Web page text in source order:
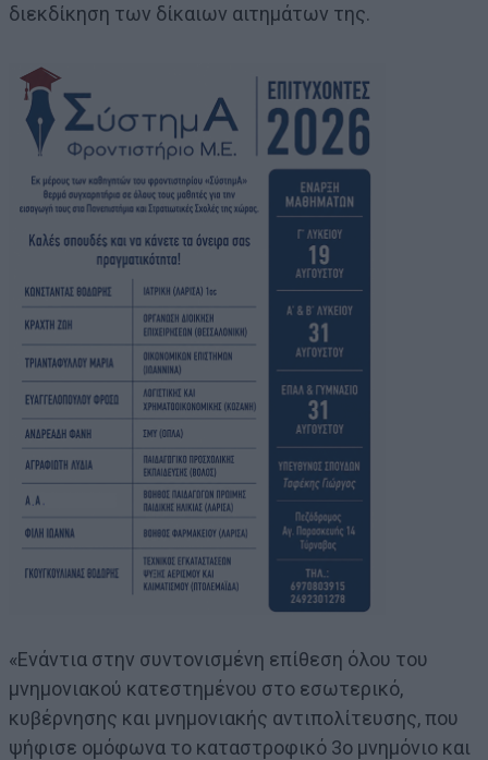
διεκδίκηση των δίκαιων αιτημάτων της.
«Ενάντια στην συντονισμένη επίθεση όλου του
μνημονιακού κατεστημένου στο εσωτερικό,
κυβέρνησης και μνημονιακής αντιπολίτευσης, που
ψήφισε ομόφωνα το καταστροφικό 3ο μνημόνιο και